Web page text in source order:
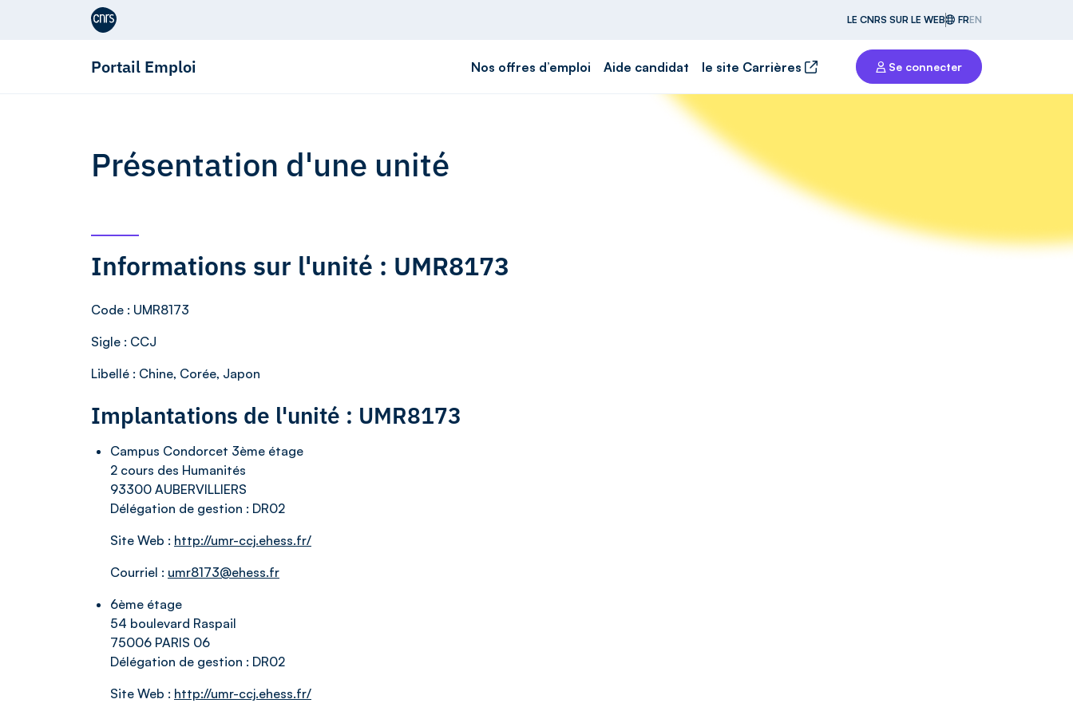
Aller au contenu
LE CNRS SUR LE WEB FREN
Portail Emploi Nos offres d’emploi Aide candidat le site Carrières Se connecter
Présentation d'une unité
Informations sur l'unité : UMR8173
Code : UMR8173
Sigle : CCJ
Libellé : Chine, Corée, Japon
Implantations de l'unité : UMR8173
Campus Condorcet 3ème étage
2 cours des Humanités
93300 AUBERVILLIERS
Délégation de gestion : DR02
Site Web : http://umr-ccj.ehess.fr/
Courriel : umr8173@ehess.fr
6ème étage
54 boulevard Raspail
75006 PARIS 06
Délégation de gestion : DR02
Site Web : http://umr-ccj.ehess.fr/